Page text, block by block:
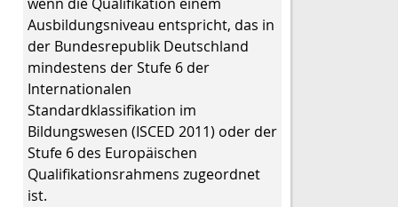
Ausbildungsniveau entspricht, das in
der Bundesrepublik Deutschland
mindestens der Stufe 6 der
Internationalen
Standardklassifikation im
Bildungswesen (ISCED 2011) oder der
Stufe 6 des Europäischen
Qualifikationsrahmens zugeordnet
ist.